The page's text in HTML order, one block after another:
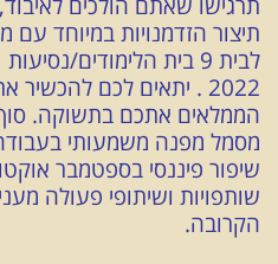
תיצור הזדמנויות במיוחד עם
2022 . יתאים לכם
מסמל מפנה משמעותי
שותפויות ושיתופי פעולה
הקרובה.